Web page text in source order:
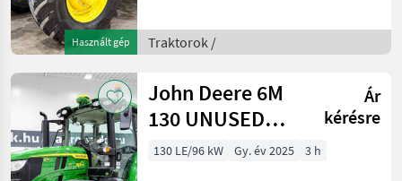
Használt gép
Kabine, SF3000 AutoTrac,
ISOBUS, Druckluftbremse,
Traktorok /
John Deere 6M
130 UNUSED
CommandQuad
Ár
kérésre
130 LE/96 kW Gy. év 2025 3 h